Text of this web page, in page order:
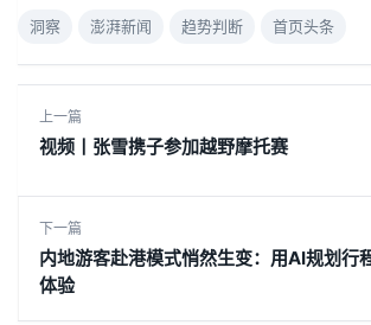
洞察 澎湃新闻 趋势判断 首页头条
上一篇
视频丨张雪携子参加越野摩托赛
下一篇
内地游客赴港模式悄然生变：用AI规划行
体验